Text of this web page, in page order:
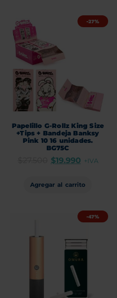
-27%
Papelillo G-Rollz King Size
+Tips + Bandeja Banksy
Pink 10 16 unidades.
BG75C
$19.990 +IVA
Agregar al carrito
-47%